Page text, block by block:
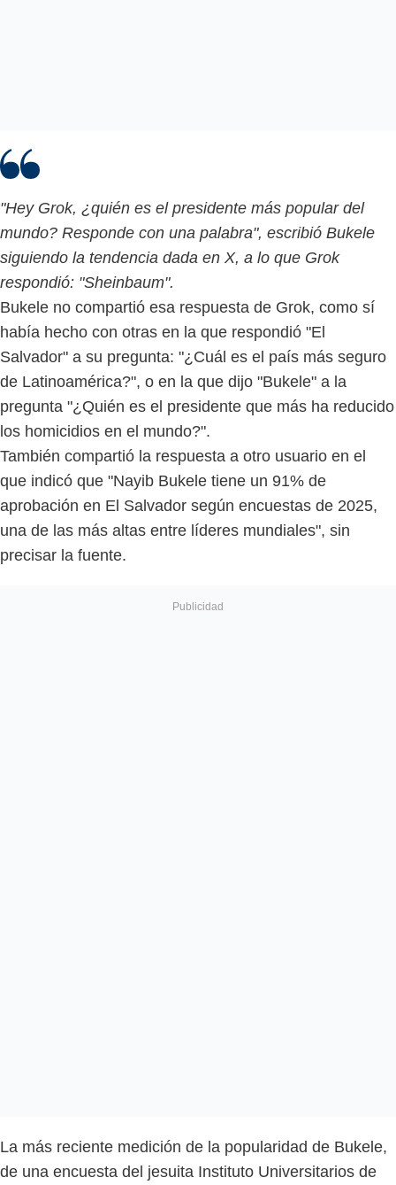
"Hey Grok, ¿quién es el presidente más popular del
mundo? Responde con una palabra", escribió Bukele
siguiendo la tendencia dada en X, a lo que Grok
respondió: "Sheinbaum".
Bukele no compartió esa respuesta de Grok, como sí
había hecho con otras en la que respondió "El
Salvador" a su pregunta: "¿Cuál es el país más seguro
de Latinoamérica?", o en la que dijo "Bukele" a la
pregunta "¿Quién es el presidente que más ha reducido
los homicidios en el mundo?".
También compartió la respuesta a otro usuario en el
que indicó que "Nayib Bukele tiene un 91% de
aprobación en El Salvador según encuestas de 2025,
una de las más altas entre líderes mundiales", sin
precisar la fuente.
La más reciente medición de la popularidad de Bukele,
de una encuesta del jesuita Instituto Universitarios de